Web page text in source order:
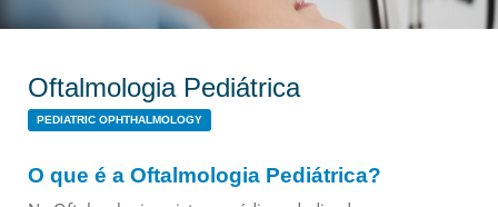
Oftalmologia Pediátrica
PEDIATRIC OPHTHALMOLOGY
O que é a Oftalmologia Pediátrica?